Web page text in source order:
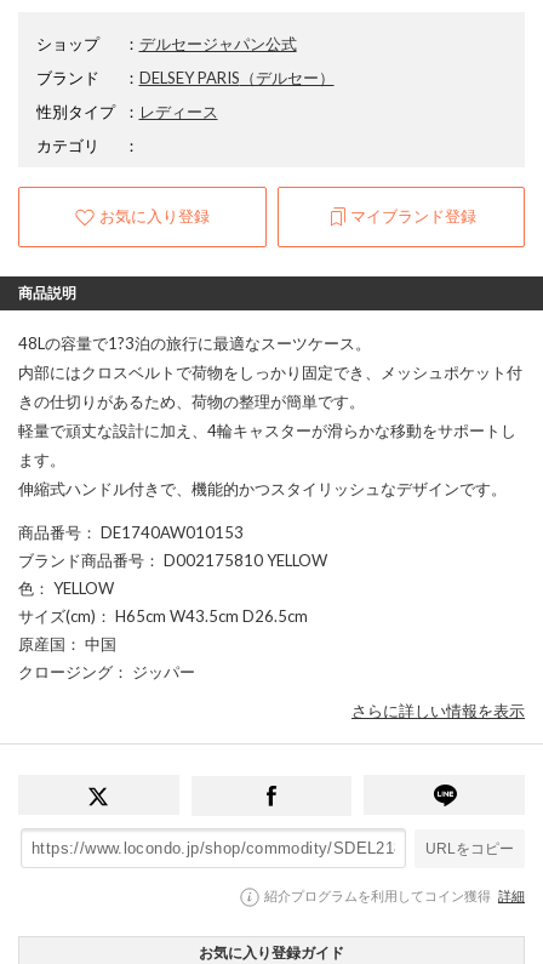
ショップ ： デルセージャパン公式
ブランド
： DELSEY PARIS （デルセー）
性別タイプ
： レディース
カテゴリ
：
お気に入り登録 マイブランド登録
商品説明
48Lの容量で1?3泊の旅行に最適なスーツケース。
内部にはクロスベルトで荷物をしっかり固定でき、メッシュポケット付
きの仕切りがあるため、荷物の整理が簡単です。
軽量で頑丈な設計に加え、4輪キャスターが滑らかな移動をサポートし
ます。
伸縮式ハンドル付きで、機能的かつスタイリッシュなデザインです。
商品番号 ： DE1740AW010153
ブランド商品番号 ： D002175810 YELLOW
色 ： YELLOW
サイズ(cm) ： H65cm W43.5cm D26.5cm
原産国 ： 中国
クロージング ： ジッパー
さらに詳しい情報を表示
URLをコピー
紹介プログラムを利用してコイン獲得 詳細
お気に入り登録ガイド